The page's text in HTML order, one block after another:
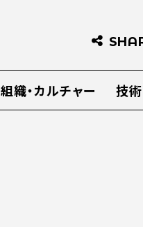
組織・カルチャー 技